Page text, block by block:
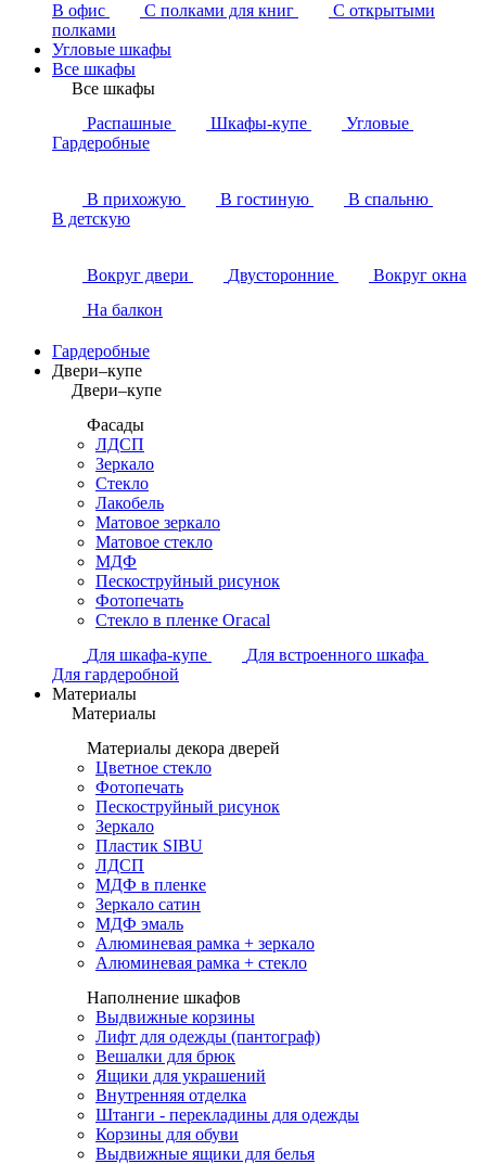
В офис
С полками для книг
С открытыми
полками
Угловые шкафы
Все шкафы
Все шкафы
Распашные
Шкафы-купе
Угловые
Гардеробные
В прихожую В гостиную
В спальню
В детскую
Вокруг двери Двусторонние
Вокруг окна
На балкон
Гардеробные
Двери–купе
Двери–купе
Фасады
ЛДСП
Зеркало
Стекло
Лакобель
Матовое зеркало
Матовое стекло
МДФ
Пескоструйный рисунок
Фотопечать
Стекло в пленке Огасаl
Для шкафа-купе
Для встроенного шкафа
Для гардеробной
Материалы
Материалы
Материалы декора дверей
Цветное стекло
Фотопечать
Пескоструйный рисунок
Зеркало
Пластик SIBU
ЛДСП
МДФ в пленке
Зеркало сатин
МДФ эмаль
Алюминевая рамка + зеркало
Алюминевая рамка + стекло
Наполнение шкафов
Выдвижные корзины
Лифт для одежды (пантограф)
Вешалки для брюк
Ящики для украшений
Внутренняя отделка
Штанги - перекладины для одежды
Корзины для обуви
Выдвижные ящики для белья